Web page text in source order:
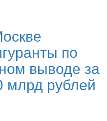
по
выводе за
млрд рублей